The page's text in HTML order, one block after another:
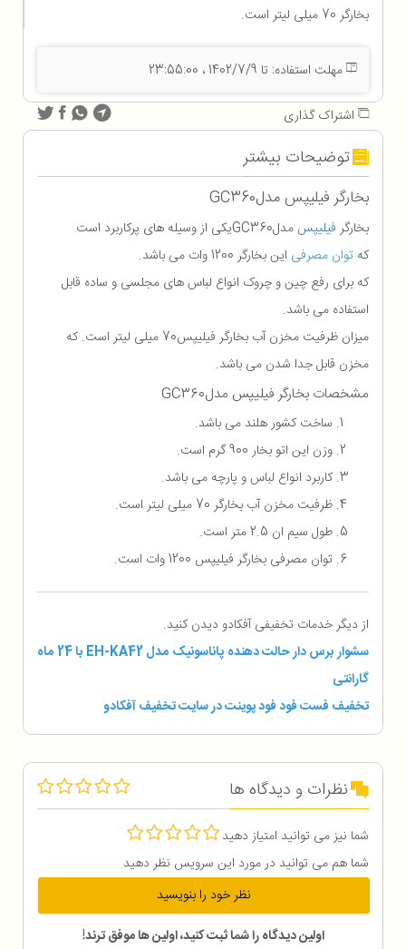
بخارگر 70 میلی لیتر است.
مهلت استفاده: تا 1402/7/9 ، 23:55:00
اشتراک گذاری
توضیحات بیشتر
بخارگر فیلیپس مدلGC360
بخارگر فیلیپس مدلGC360یکی از وسیله های پرکاربرد است
که توان مصرفی این بخارگر 1200 وات می باشد.
که برای رفع چین و چروک انواع لباس های مجلسی و ساده قابل
استفاده می باشد.
میزان ظرفیت مخزن آب بخارگر فیلیپس70 میلی لیتر است. که
مخزن قابل جدا شدن می باشد.
مشخصات بخارگر فیلیپس مدلGC360
ساخت کشور هلند می باشد.
وزن این اتو بخار 900 گرم است.
کاربرد انواع لباس و پارچه می باشد.
ظرفیت مخزن آب بخارگر 70 میلی لیتر است.
طول سیم ان 2.5 متر است.
توان مصرفی بخارگر فیلیپس 1200 وات است.
از دیگر خدمات تخفیفی آفکادو دیدن کنید.
سشوار برس دار حالت دهنده پاناسونیک مدل EH-KA42 با 24 ماه
گارانتی
تخفیف فست فود فود پوینت در سایت تخفیف آفکادو
نظرات و دیدگاه ها
شما نیز می توانید امتیاز دهید
شما هم می توانید در مورد این سرویس نظر دهید
نظر خود را بنویسید
اولین دیدگاه را شما ثبت کنید، اولین ها موفق ترند!